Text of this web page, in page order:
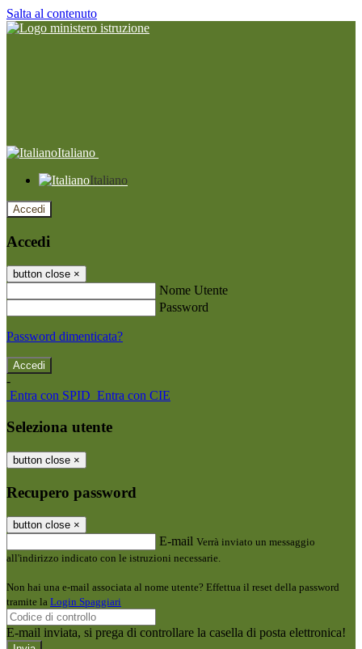
Salta al contenuto
Italiano
Italiano
Accedi
Accedi
button close ×
Nome Utente
Password
Password dimenticata?
-
Entra con SPID Entra con CIE
Seleziona utente
button close ×
Recupero password
button close ×
E-mail Verrà inviato un messaggio
all'indirizzo indicato con le istruzioni necessarie.
Non hai una e-mail associata al nome utente? Effettua il reset della password
tramite la Login Spaggiari
E-mail inviata, si prega di controllare la casella di posta elettronica!